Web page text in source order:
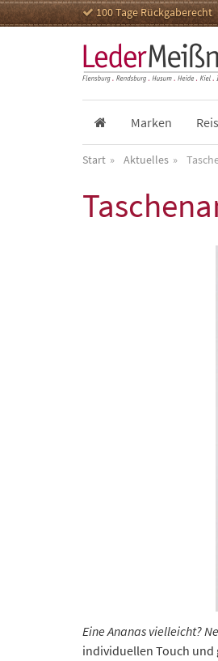
100 Tage Rückgaberecht
Marken
Start Aktuelles
Eine Ananas vielleicht?
individuellen Touch und